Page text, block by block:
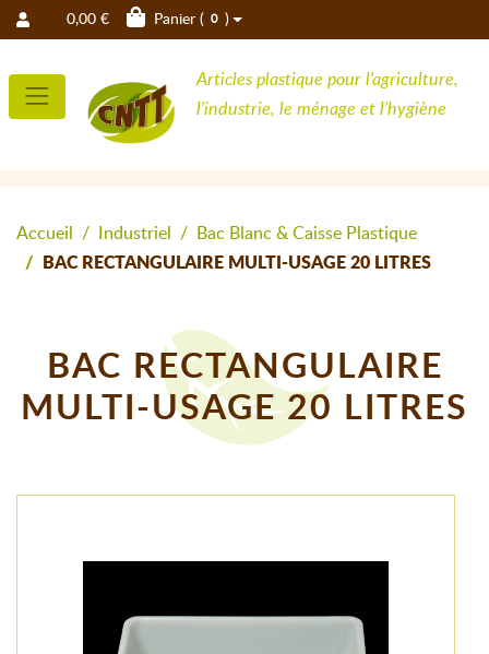
0,00 € Panier ( 0 )
Articles plastique pour l'agriculture,
l'industrie, le ménage et l'hygiène
Accueil Industriel
Bac Blanc & Caisse Plastique
BAC RECTANGULAIRE MULTI-USAGE 20 LITRES
BAC RECTANGULAIRE
MULTI-USAGE 20 LITRES